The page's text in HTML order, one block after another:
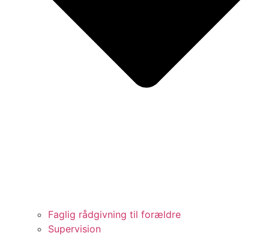
Faglig rådgivning til forældre
Supervision